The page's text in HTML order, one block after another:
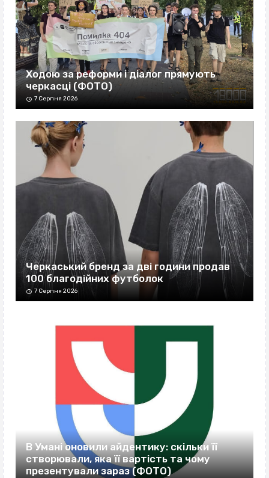
Ходою за реформи і діалог прямують
черкасці (ФОТО)
7 Серпня 2026
Черкаський бренд за дві години продав
100 благодійних футболок
7 Серпня 2026
В Умані оновили айдентику: скільки її
створювали, яка її вартість та чому
презентували зараз (ФОТО)